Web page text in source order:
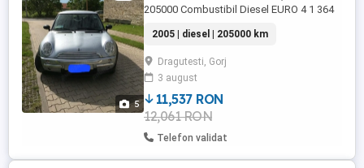
5
205000 Combustibil Diesel EURO 4 1 364
exterior Jante aliaj originale cauciucuri
allseason Aer condiționat Volan piele
multifunctional MINI Boost CD Aux USB
Car Kit Bluethooth Scaune reglabile pe
inaltime Tapiserie ...
2005 | diesel | 205000 km
Dragutesti, Gorj
3 august
11,537 RON
12,061 RON
Telefon validat